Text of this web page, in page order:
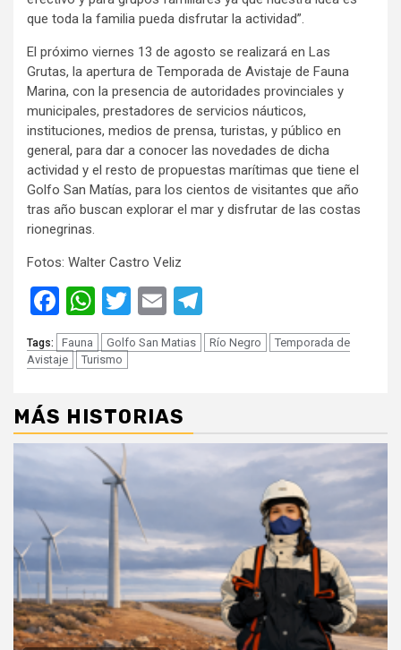
que toda la familia pueda disfrutar la actividad”.
El próximo viernes 13 de agosto se realizará en Las
Grutas, la apertura de Temporada de Avistaje de Fauna
Marina, con la presencia de autoridades provinciales y
municipales, prestadores de servicios náuticos,
instituciones, medios de prensa, turistas, y público en
general, para dar a conocer las novedades de dicha
actividad y el resto de propuestas marítimas que tiene el
Golfo San Matías, para los cientos de visitantes que año
tras año buscan explorar el mar y disfrutar de las costas
rionegrinas.
Fotos: Walter Castro Veliz
Facebook
WhatsApp
Twitter
Email
Tags: Fauna Golfo San Matias Río Negro
Temporada de
Avistaje
Turismo
MÁS HISTORIAS